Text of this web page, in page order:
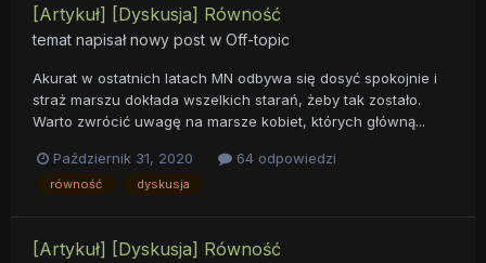
[Artykuł] [Dyskusja] Równość
temat napisał nowy post w Off-topic
Akurat w ostatnich latach MN odbywa się dosyć spokojnie i
straż marszu dokłada wszelkich starań, żeby tak zostało.
Warto zwrócić uwagę na marsze kobiet, których główną...
Październik 31, 2020 64 odpowiedzi
równość dyskusja
[Artykuł] [Dyskusja] Równość